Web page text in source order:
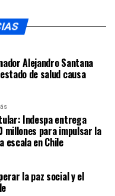
Alejandro Santana
de salud causa
Indespa entrega
millones para impulsar la
escala en Chile
la paz social y el